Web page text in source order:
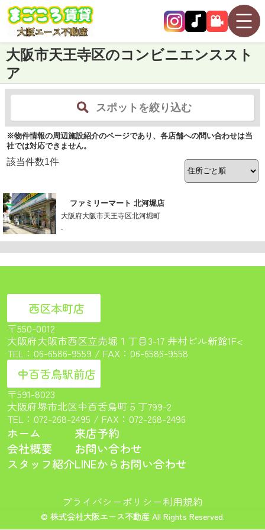
大阪市天王寺区のコンビニエンススト
ア
スポットを絞り込む
※物件情報の周辺施設紹介のページであり、各店舗への問い合わせは当
社では対応できません。
該当件数1件
ファミリーマート 北河堀店
大阪府大阪市天王寺区北河堀町
-
西区本町店
〒550-0012
大阪府大阪市西区立売堀１丁目3-17 井村ビル新館1F<
TEL： 06-6586-9559 / FAX：06-6586-9558
中百舌鳥駅前店
〒591-8023
大阪府堺市北区中百舌鳥町５丁799-2
TEL： 072-268-2495 / FAX：072-268-2496
ホーム
会社概要
スタッフ紹介
来店予約
お問い合わせ
LINEからお問い合わせ
プライバシーポリシー利用規約
© 株式会社大阪エース不動産 All Rights Reserved.